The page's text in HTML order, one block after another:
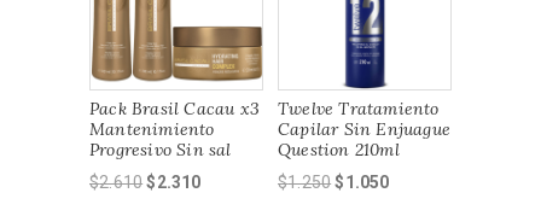
Pack Brasil Cacau x3
Mantenimiento
Progresivo Sin sal
$2.610El
$2.310El
Twelve Tratamiento
Capilar Sin Enjuague
Question 210ml
$1.250El
$1.050El